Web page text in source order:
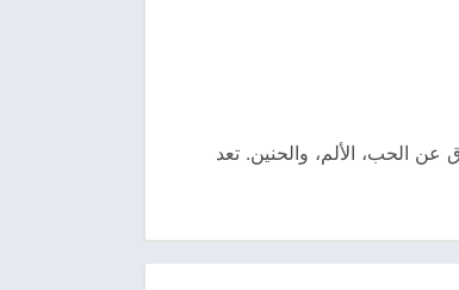
عن الحب، الألم، والحنين. تعد